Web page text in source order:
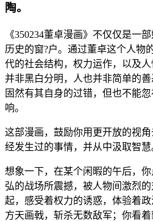
陶。
《350234董卓漫画》不仅仅是一
历史的窗?户。通过董卓这个人物
代的社会结构，权力运作，以及
并非黑白分明，人也并非简单的善
固然有其自身的过错，但也不能
响。
这部漫画，鼓励你用更开放的视
经发生过的事情，并从中汲取智慧
想象一下，在某个闲暇的午后，
弘的战场所震撼，被人物间激烈
起，感受着权力的诱惑，体验着
方天画戟，斩杀无数敌军；你看